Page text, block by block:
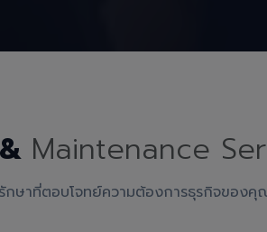
Maintenance
กษาที่ตอบโจทย์ความต้องการธุรกิจของ